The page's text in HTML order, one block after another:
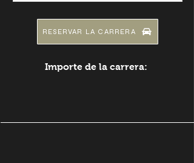
RESERVAR LA CARRERA
Importe de la carrera: